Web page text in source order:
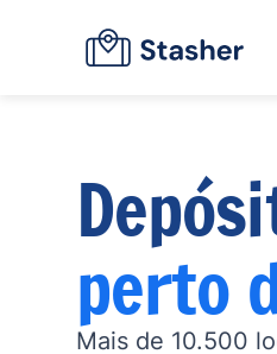
perto
Mais de 10.500